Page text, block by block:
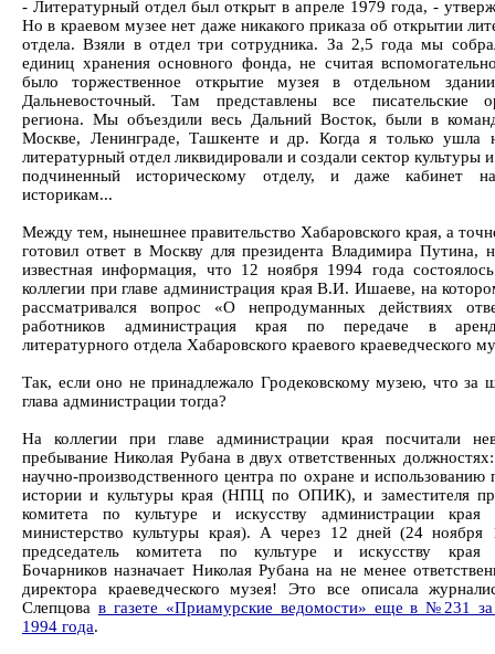
- Литературный отдел был открыт в апреле 1979 года, -
Но в краевом музее нет даже никакого приказа об открытии
отдела. Взяли в отдел три сотрудника. За 2,5 года мы
единиц хранения основного фонда, не считая
было торжественное открытие музея в отдельном
Дальневосточный. Там представлены все писательские
региона. Мы объездили весь Дальний Восток, были в
Москве, Ленинграде, Ташкенте и др. Когда я только ушла
литературный отдел ликвидировали и создали сектор культуры
подчиненный историческому отделу, и даже кабинет
историкам...
Между тем, нынешнее правительство Хабаровского края, а
готовил ответ в Москву для президента Владимира Путина,
известная информация, что 12 ноября 1994 года состоялось
коллегии при главе администрация края В.И. Ишаеве, на
рассматривался вопрос «О непродуманных действиях
работников администрация края по передаче в
литературного отдела Хабаровского краевого краеведческого
Так, если оно не принадлежало Гродековскому музею, что за
глава администрации тогда?
На коллегии при главе администрации края посчитали
пребывание Николая Рубана в двух ответственных
научно-производственного центра по охране и использованию
истории и культуры края (НПЦ по ОПИК), и заместителя
комитета по культуре и искусству администрации края
министерство культуры края). А через 12 дней (24 ноября
председатель комитета по культуре и искусству края
Бочарников назначает Николая Рубана на не менее
директора краеведческого музея! Это все описала
Слепцова в газете «Приамурские ведомости» еще в №231
1994 года.